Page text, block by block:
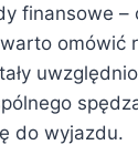
finansowe
do wyjazdu.